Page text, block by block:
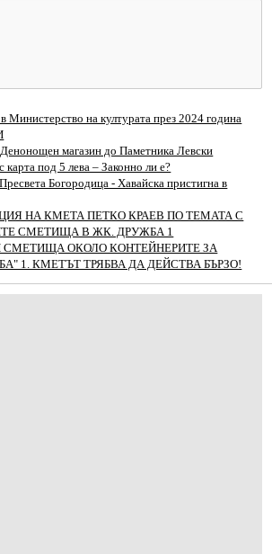
на културата през 2024 година
магазин до Паметника Левски
карта под 5 лева – Законно ли е?
Богородица - Хавайска пристигна в
НА КМЕТА ПЕТКО КРАЕВ ПО ТЕМАТА С
СМЕТИЩА В ЖК. ДРУЖБА 1
СМЕТИЩА ОКОЛО КОНТЕЙНЕРИТЕ ЗА
1. КМЕТЪТ ТРЯБВА ДА ДЕЙСТВА БЪРЗО!